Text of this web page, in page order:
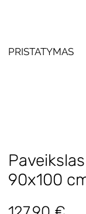
PRISTATYMAS
90х100